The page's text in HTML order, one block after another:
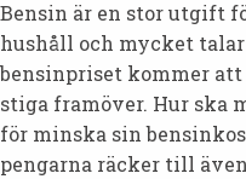
Bensin är en stor utgift
hushåll och mycket
bensinpriset kommer
stiga framöver. Hur ska
för minska sin
pengarna räcker till